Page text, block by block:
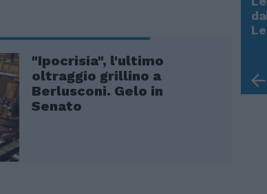
"Ipocrisia", l'ultimo
oltraggio grillino a
Berlusconi. Gelo in
Senato
Trump, Meloni e la strategia
americana